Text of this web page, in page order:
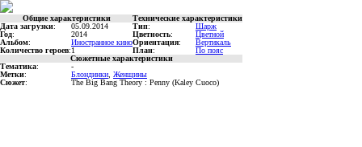
Общие характеристики
Технические характеристики
Дата загрузки: 05.09.2014 Тип:
Шарж
Год: 2014 Цветность:
Цветной
Альбом: Иностранное киноОриентация:
Вертикаль
Количество героев:1 План:
По пояс
Сюжетные характеристики
Тематика:
-
Метки: Блондинки Женщины
Сюжет: The Big Bang Theory : Penny (Kaley Cuoco)